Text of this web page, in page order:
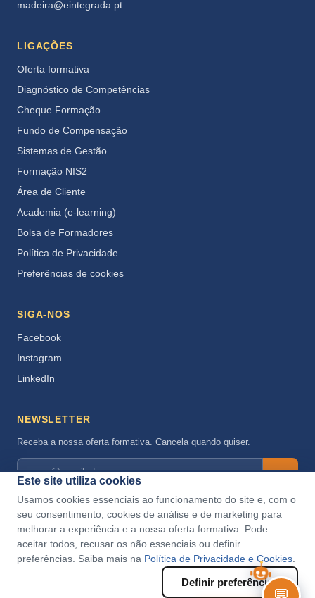
madeira@eintegrada.pt
LIGAÇÕES
Oferta formativa
Diagnóstico de Competências
Cheque Formação
Fundo de Compensação
Sistemas de Gestão
Formação NIS2
Área de Cliente
Academia (e-learning)
Bolsa de Formadores
Política de Privacidade
Preferências de cookies
SIGA-NOS
Facebook
Instagram
LinkedIn
NEWSLETTER
Receba a nossa oferta formativa. Cancela quando quiser.
→
Aceito aPolítica de Privacidade.
Este site utiliza cookies
Usamos cookies essenciais ao funcionamento do site e, com o
seu consentimento, cookies de análise e de marketing para
melhorar a experiência e a nossa oferta formativa. Pode
aceitar todos, recusar os não essenciais ou definir
preferências. Saiba mais na Política de Privacidade e Cookies.
Definir preferências